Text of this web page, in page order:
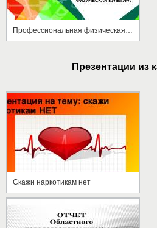
Презентации из
Скажи наркотикам нет